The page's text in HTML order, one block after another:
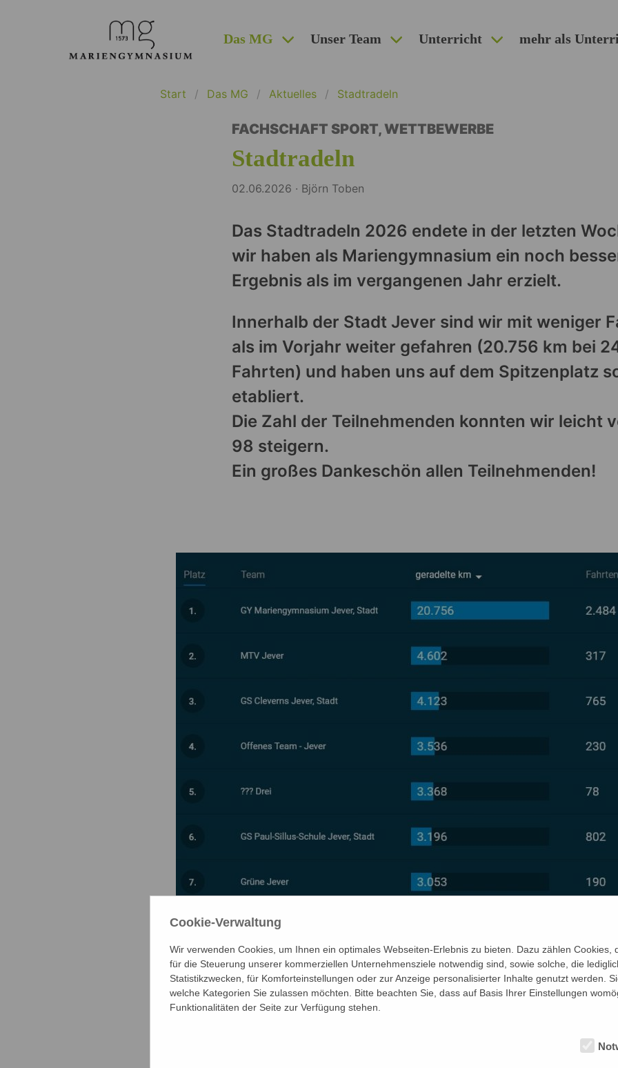
Das MG Unser Team Unterricht mehr als
Start Das MG Aktuelles Stadtradeln
FACHSCHAFT SPORT,WETTBEWERBE
Stadtradeln
02.06.2026 · Björn Toben
Das Stadtradeln 2026 endete in der letzten
wir haben als Mariengymnasium ein noch
Ergebnis als im vergangenen Jahr erzielt.
Innerhalb der Stadt Jever sind wir mit weniger
als im Vorjahr weiter gefahren (20.756 km bei
Fahrten) und haben uns auf dem Spitzenplatz
etabliert.
Die Zahl der Teilnehmenden konnten wir leicht
98 steigern.
Ein großes Dankeschön allen Teilnehmenden!
Cookie-Verwaltung
Wir verwenden Cookies, um Ihnen ein optimales Webseiten-Erlebnis zu bieten. Dazu zählen Cookies,
für die Steuerung unserer kommerziellen Unternehmensziele notwendig sind, sowie solche, die
Statistikzwecken, für Komforteinstellungen oder zur Anzeige personalisierter Inhalte genutzt werden.
welche Kategorien Sie zulassen möchten. Bitte beachten Sie, dass auf Basis Ihrer Einstellungen
Funktionalitäten der Seite zur Verfügung stehen.